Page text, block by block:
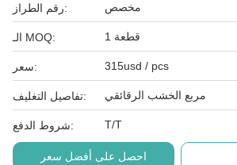
رقم الطراز: مخصص
الـ MOQ: 1 قطعة
سعر: 315usd / pcs
تفاصيل التغليف: مربع الخشب الرقائقي
شروط الدفع: T/T
احصل على أفضل سعر